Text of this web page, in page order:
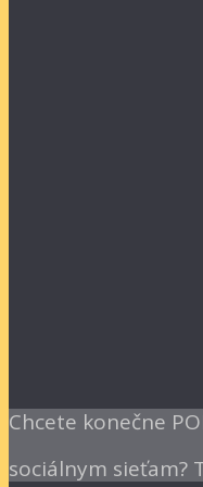
Chcete konečne
sociálnym sieťam?